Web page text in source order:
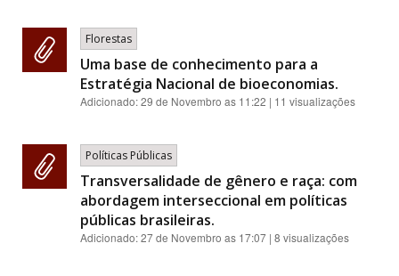
Florestas
Uma base de conhecimento para a
Estratégia Nacional de bioeconomias.
Adicionado:29 de Novembro as 11:22 | 11 visualizações
Políticas Públicas
Transversalidade de gênero e raça: com
abordagem interseccional em políticas
públicas brasileiras.
Adicionado:27 de Novembro as 17:07 | 8 visualizações